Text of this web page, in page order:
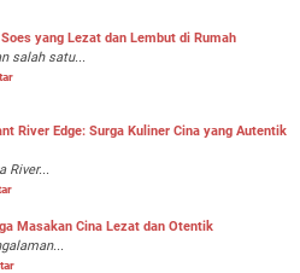
yang Lezat dan Lembut di Rumah
salah satu...
River Edge: Surga Kuliner Cina yang Autentik
River...
Masakan Cina Lezat dan Otentik